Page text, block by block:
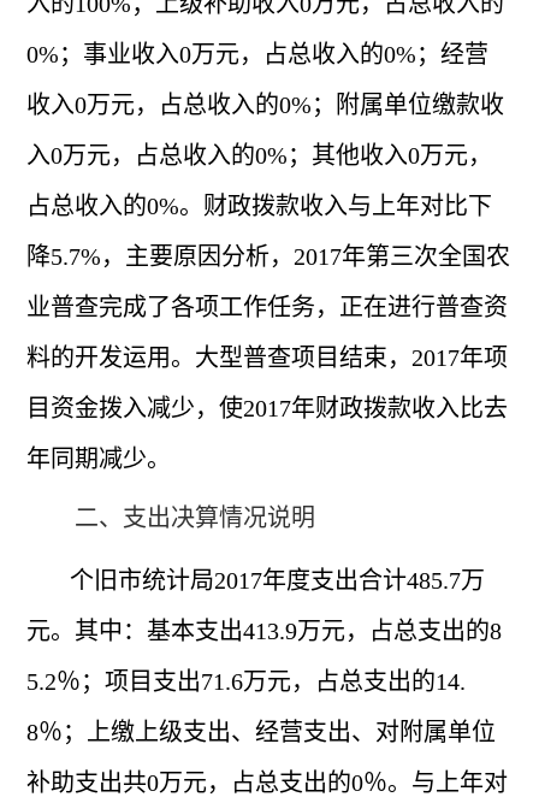
0%；事业收入0万元，占总收入的0%；经营
收入0万元，占总收入的0%；附属单位缴款收
入0万元，占总收入的0%；其他收入0万元，
占总收入的0%。财政拨款收入与上年对比下
降5.7%，主要原因分析，2017年第三次全国农
业普查完成了各项工作任务，正在进行普查资
料的开发运用。大型普查项目结束，2017年项
目资金拨入减少，使2017年财政拨款收入比去
年同期减少。
二、支出决算情况说明
个旧市统计局2017年度支出合计485.7万
元。其中：基本支出413.9万元，占总支出的8
5.2％；项目支出71.6万元，占总支出的14.
8％；上缴上级支出、经营支出、对附属单位
补助支出共0万元，占总支出的0％。与上年对